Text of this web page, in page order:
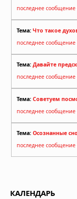
последнее сообщение
Тема: Что такое
последнее сообщение
Тема: Давайте
последнее сообщение
Тема: Советуем
последнее сообщение
Тема: Осознанные
последнее сообщение
КАЛЕНДАРЬ